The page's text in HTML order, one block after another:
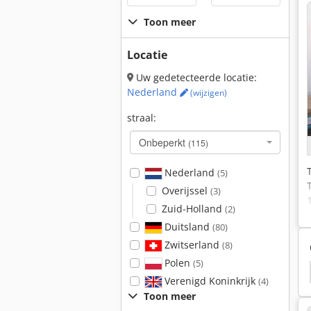
Toon meer
Locatie
Uw gedetecteerde locatie:
Nederland
(wijzigen)
straal:
Onbeperkt (115)
Nederland (5)
Overijssel (3)
Zuid-Holland (2)
Duitsland (80)
Zwitserland (8)
Polen (5)
Verenigd Koninkrijk (4)
Toon meer
Kaltenbach Kks Koude Zagen